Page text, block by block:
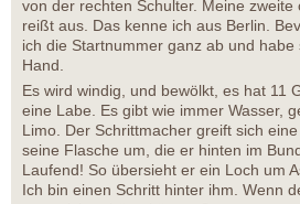
von der rechten Schulter. Meine zweite
reißt aus. Das kenne ich aus Berlin.
ich die Startnummer ganz ab und
Hand.
Es wird windig, und bewölkt, es hat 11
eine Labe. Es gibt wie immer Wasser,
Limo. Der Schrittmacher greift sich
seine Flasche um, die er hinten im
Laufend! So übersieht er ein Loch um
Ich bin einen Schritt hinter ihm. Wenn